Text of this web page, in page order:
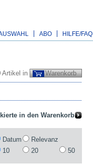
ABO HILFE/FAQ
Artikel in Warenkorb
Datum
Relevanz
10 20 50